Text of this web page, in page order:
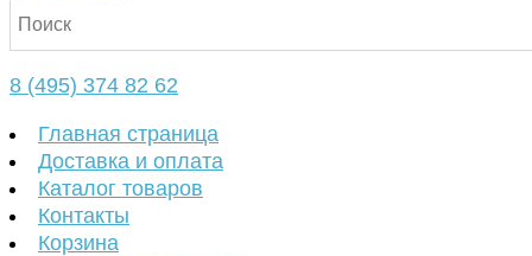
8 (495) 374 82 62
Главная страница
Доставка и оплата
Каталог товаров
Контакты
Корзина